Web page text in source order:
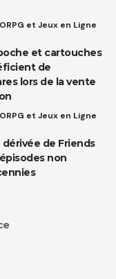
et Jeux en Ligne
et cartouches
de
lors de la vente
et Jeux en Ligne
dérivée de Friends
non